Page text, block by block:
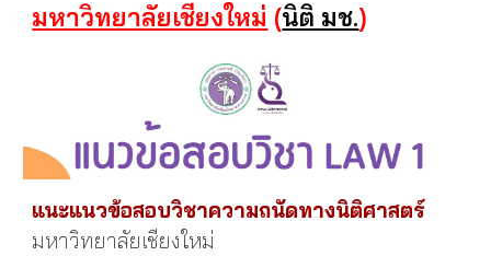
มหาวิทยาลัยเชียงใหม่ (นิติ มช.)
แนะแนวข้อสอบวิชาความถนัดทางนิติศาสตร์
มหาวิทยาลัยเชียงใหม่